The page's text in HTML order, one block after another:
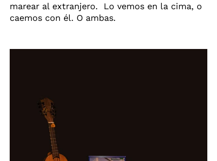
marear al extranjero. Lo vemos en la cima, o
caemos con él. O ambas.